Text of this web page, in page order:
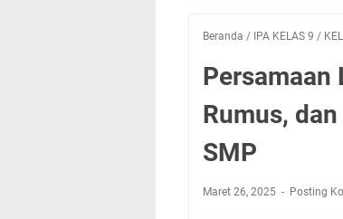
Beranda / IPA KELAS 9 /
Persamaan
Rumus,
SMP
Maret 26, 2025 Posting